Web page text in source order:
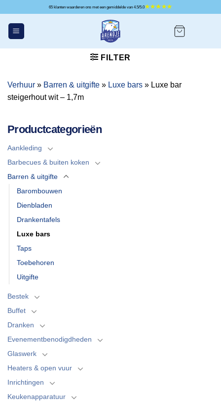
inhoud
65 klanten waarderen ons met een gemiddelde van 4.5/5.0
FILTER
Verhuur » Barren & uitgifte » Luxe bars » Luxe bar
steigerhout wit – 1,7m
Productcategorieën
Aankleding
Barbecues & buiten koken
Barren & uitgifte
Barombouwen
Dienbladen
Drankentafels
Luxe bars
Taps
Toebehoren
Uitgifte
Bestek
Buffet
Dranken
Evenementbenodigdheden
Glaswerk
Heaters & open vuur
Inrichtingen
Keukenapparatuur